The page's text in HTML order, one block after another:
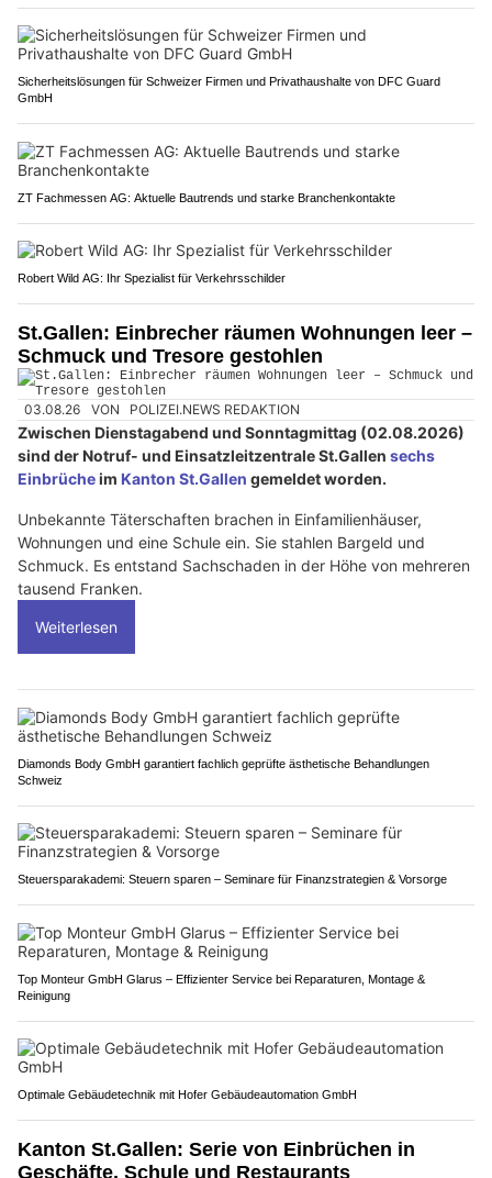
Sicherheitslösungen für Schweizer Firmen und Privathaushalte von DFC Guard
GmbH
ZT Fachmessen AG: Aktuelle Bautrends und starke Branchenkontakte
Robert Wild AG: Ihr Spezialist für Verkehrsschilder
St.Gallen: Einbrecher räumen Wohnungen leer –
Schmuck und Tresore gestohlen
03.08.26 VON POLIZEI.NEWS REDAKTION
Zwischen Dienstagabend und Sonntagmittag (02.08.2026)
sind der Notruf- und Einsatzleitzentrale St.Gallen sechs
Einbrücheim Kanton St.Gallen gemeldet worden.
Unbekannte Täterschaften brachen in Einfamilienhäuser,
Wohnungen und eine Schule ein. Sie stahlen Bargeld und
Schmuck. Es entstand Sachschaden in der Höhe von mehreren
tausend Franken.
Weiterlesen
Diamonds Body GmbH garantiert fachlich geprüfte ästhetische Behandlungen
Schweiz
Steuersparakademi: Steuern sparen – Seminare für Finanzstrategien & Vorsorge
Top Monteur GmbH Glarus – Effizienter Service bei Reparaturen, Montage &
Reinigung
Optimale Gebäudetechnik mit Hofer Gebäudeautomation GmbH
Kanton St.Gallen: Serie von Einbrüchen in
Geschäfte, Schule und Restaurants